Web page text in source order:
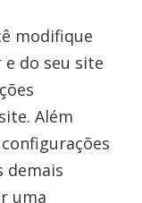
modifique
do seu site
Além
demais
uma